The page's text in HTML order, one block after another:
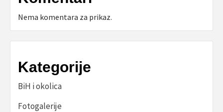
Nema komentara za prikaz.
Kategorije
BiH i okolica
Fotogalerije